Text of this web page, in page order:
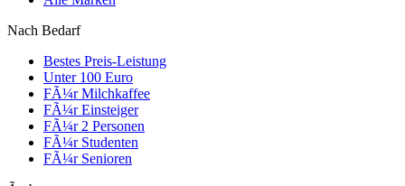
Nach Bedarf
Bestes Preis-Leistung
Unter 100 Euro
FÃ¼r Milchkaffee
FÃ¼r Einsteiger
FÃ¼r 2 Personen
FÃ¼r Studenten
FÃ¼r Senioren